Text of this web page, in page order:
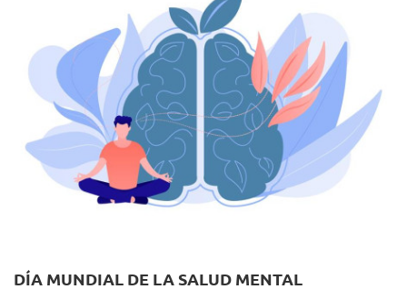
DÍA MUNDIAL DE LA SALUD MENTAL